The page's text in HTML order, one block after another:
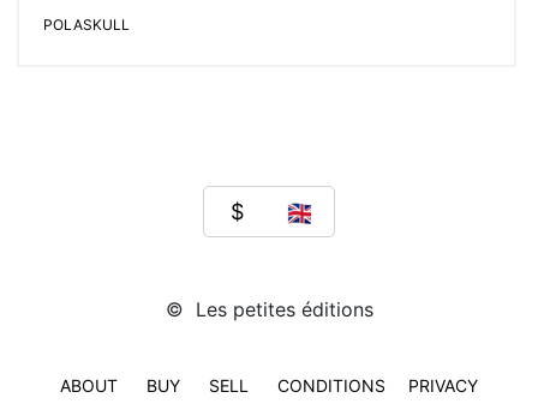
POLASKULL
© Les petites éditions
ABOUT BUY SELL CONDITIONS PRIVACY